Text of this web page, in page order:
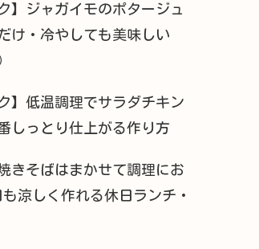
】ジャガイモのポタージュ
け・冷やしても美味しい
】低温調理でサラダチキン
しっとり仕上がる作り方
きそばはまかせて調理にお
涼しく作れる休日ランチ・